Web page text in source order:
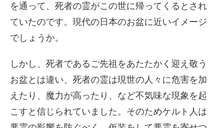
を通って、死者の霊がこの世に帰ってくるとされ
ていたのです。現代の日本のお盆に近いイメージ
でしょうか。
しかし、死者であるご先祖をあたたかく迎え敬う
お盆とは違い、死者の霊は現世の人々に危害を加
えたり、魔力が高ったり、など不気味な現象を起
こすと信じられていました。そのためケルト人は